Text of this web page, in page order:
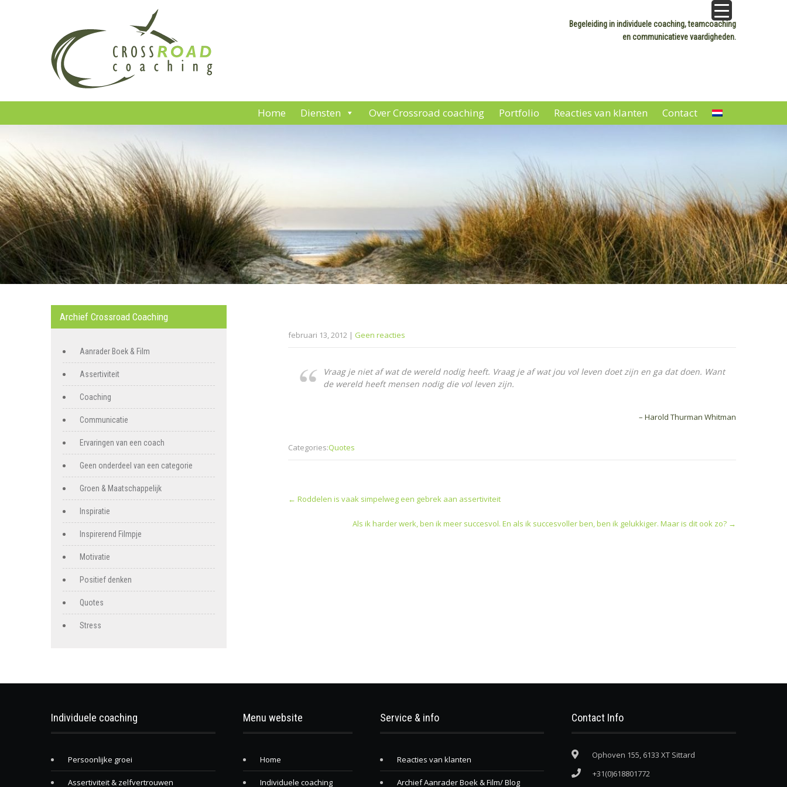
Begeleiding in individuele coaching, teamcoaching
en communicatieve vaardigheden.
Home Diensten Over Crossroad coaching Portfolio Reacties van klanten Contact
februari 13, 2012 | Geen reacties
Vraag je niet af wat de wereld nodig heeft. Vraag je af wat jou vol leven doet zijn en ga dat doen. Want
de wereld heeft mensen nodig die vol leven zijn.
– Harold Thurman Whitman
Categories:Quotes
navigation
← Roddelen is vaak simpelweg een gebrek aan assertiviteit
Als ik harder werk, ben ik meer succesvol. En als ik succesvoller ben, ben ik gelukkiger. Maar is dit ook zo? →
Archief Crossroad Coaching
Aanrader Boek & Film
Assertiviteit
Coaching
Communicatie
Ervaringen van een coach
Geen onderdeel van een categorie
Groen & Maatschappelijk
Inspiratie
Inspirerend Filmpje
Motivatie
Positief denken
Quotes
Stress
Individuele coaching
Persoonlijke groei
Assertiviteit & zelfvertrouwen
Menu website
Home
Individuele coaching
Service & info
Reacties van klanten
Archief Aanrader Boek & Film/ Blog
Contact Info
Ophoven 155, 6133 XT Sittard
+31(0)618801772